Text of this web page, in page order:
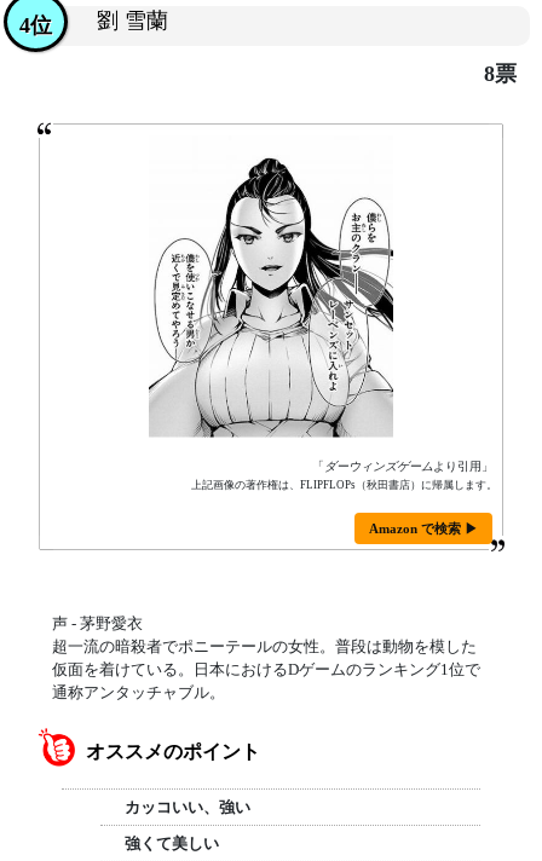
劉 雪蘭
4位
8票
「 ダーウィンズゲーム より引用」
上記画像の著作権は、FLIPFLOPs（秋田書店）に帰属します。
Amazon で検索 ▶
声 - 茅野愛衣
超一流の暗殺者でポニーテールの女性。普段は動物を模した
仮面を着けている。日本におけるDゲームのランキング1位で
通称アンタッチャブル。
オススメのポイント
カッコいい、強い
強くて美しい